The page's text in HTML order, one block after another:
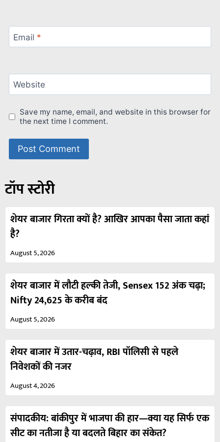
Email *
Website
Save my name, email, and website in this browser for
the next time I comment.
टॉप स्टोरी
शेयर बाजार गिरता क्यों है? आखिर आपका पैसा जाता कहां
है?
August 5, 2026
शेयर बाजार में लौटी हल्की तेजी, Sensex 152 अंक चढ़ा;
Nifty 24,625 के करीब बंद
August 5, 2026
शेयर बाजार में उतार-चढ़ाव, RBI पॉलिसी से पहले
निवेशकों की नजर
August 4, 2026
संपादकीय: बांकीपुर में भाजपा की हार—क्या यह सिर्फ एक
सीट का नतीजा है या बदलते बिहार का संकेत?